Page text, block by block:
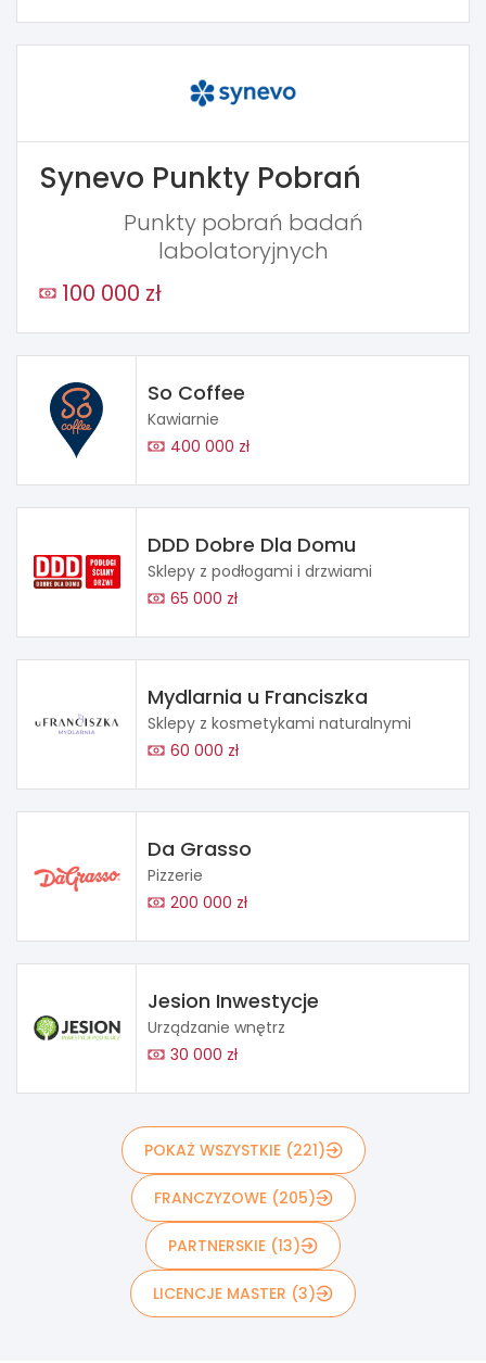
Synevo Punkty Pobrań
Punkty pobrań badań
labolatoryjnych
100 000 zł
So Coffee
Kawiarnie
400 000 zł
DDD Dobre Dla Domu
Sklepy z podłogami i drzwiami
65 000 zł
Mydlarnia u Franciszka
Sklepy z kosmetykami naturalnymi
60 000 zł
Da Grasso
Pizzerie
200 000 zł
Jesion Inwestycje
Urządzanie wnętrz
30 000 zł
POKAŻ WSZYSTKIE (221)
FRANCZYZOWE (205)
PARTNERSKIE (13)
LICENCJE MASTER (3)